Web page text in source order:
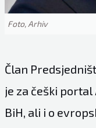
Foto, Arhiv
Član
je za češki
BiH, ali i o